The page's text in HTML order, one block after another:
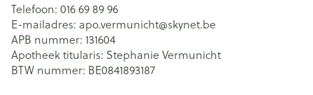
Telefoon: 016 69 89 96
E-mailadres: apo.vermunicht@skynet.be
APB nummer: 131604
Apotheek titularis: Stephanie Vermunicht
BTW nummer: BE0841893187